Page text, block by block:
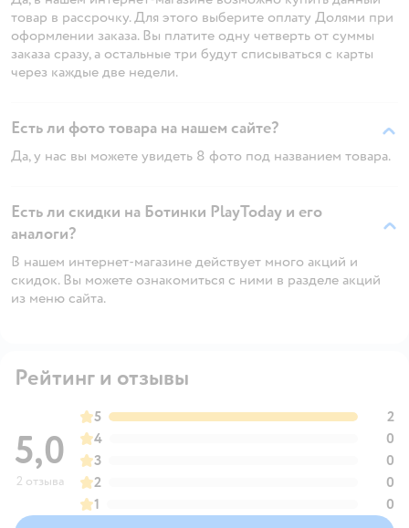
товар в рассрочку. Для этого выберите оплату Долями при
оформлении заказа. Вы платите одну четверть от суммы
заказа сразу, а остальные три будут списываться с карты
через каждые две недели.
Есть ли фото товара на нашем сайте?
Да, у нас вы можете увидеть 8 фото под названием товара.
Есть ли скидки на Ботинки PlayToday и его
аналоги?
В нашем интернет-магазине действует много акций и
скидок. Вы можете ознакомиться с ними в разделе акций
из меню сайта.
Рейтинг и отзывы
5,0
2 отзыва
5
2
4
0
3
0
2
0
1
0